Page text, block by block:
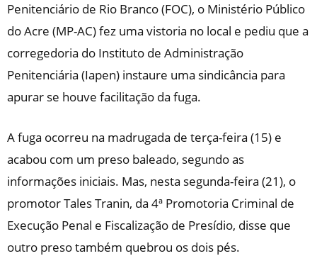
Penitenciário de Rio Branco (FOC), o Ministério Público
do Acre (MP-AC) fez uma vistoria no local e pediu que a
corregedoria do Instituto de Administração
Penitenciária (Iapen) instaure uma sindicância para
apurar se houve facilitação da fuga.
A fuga ocorreu na madrugada de terça-feira (15) e
acabou com um preso baleado, segundo as
informações iniciais. Mas, nesta segunda-feira (21), o
promotor Tales Tranin, da 4ª Promotoria Criminal de
Execução Penal e Fiscalização de Presídio, disse que
outro preso também quebrou os dois pés.